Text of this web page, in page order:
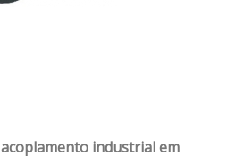
acoplamento industrial em